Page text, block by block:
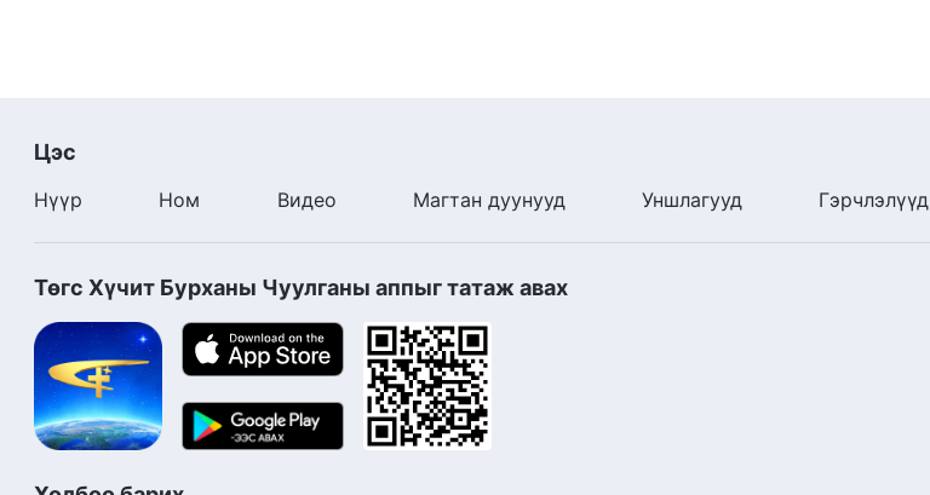
Цэс
Нүүр Ном Видео Магтан дуунууд Уншлагууд Гэрчлэлүүд
Төгс Хүчит Бурханы Чуулганы аппыг татаж авах